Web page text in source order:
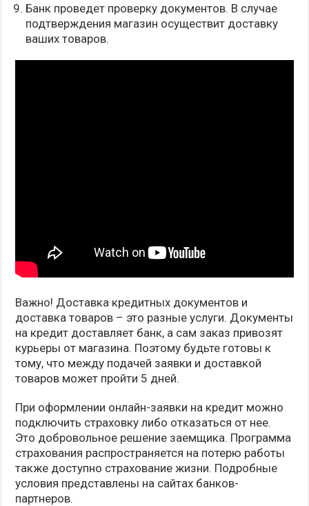
Банк проведет проверку документов. В случае
подтверждения магазин осуществит доставку
ваших товаров.
Важно! Доставка кредитных документов и
доставка товаров – это разные услуги. Документы
на кредит доставляет банк, а сам заказ привозят
курьеры от магазина. Поэтому будьте готовы к
тому, что между подачей заявки и доставкой
товаров может пройти 5 дней.
При оформлении онлайн-заявки на кредит можно
подключить страховку либо отказаться от нее.
Это добровольное решение заемщика. Программа
страхования распространяется на потерю работы
также доступно страхование жизни. Подробные
условия представлены на сайтах банков-
партнеров.